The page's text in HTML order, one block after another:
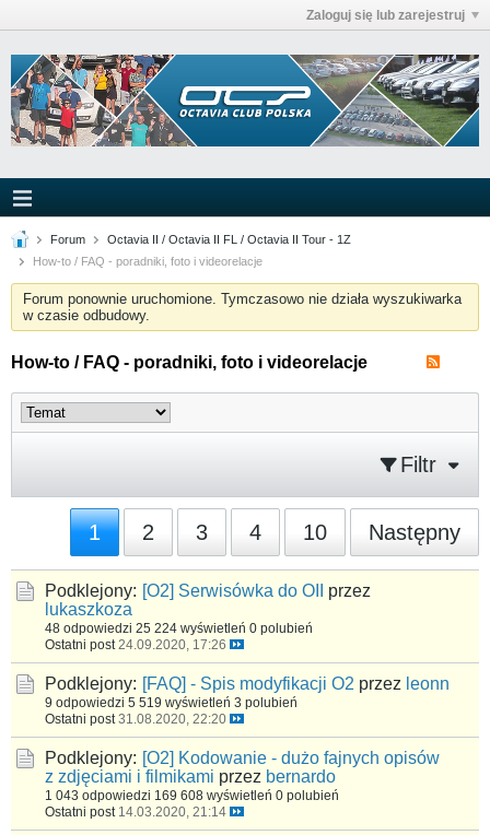
Zaloguj się lub zarejestruj
Forum
Octavia II / Octavia II FL / Octavia II Tour - 1Z
How-to / FAQ - poradniki, foto i videorelacje
Forum ponownie uruchomione. Tymczasowo nie działa wyszukiwarka
w czasie odbudowy.
How-to / FAQ - poradniki, foto i videorelacje
Filtr
1 2 3 4 10 Następny
Podklejony: [O2] Serwisówka do OII
przez
lukaszkoza
48 odpowiedzi 25 224 wyświetleń 0 polubień
Ostatni post 24.09.2020, 17:26
Podklejony: [FAQ] - Spis modyfikacji O2 przez leonn
9 odpowiedzi 5 519 wyświetleń 3 polubień
Ostatni post 31.08.2020, 22:20
Podklejony: [O2] Kodowanie - dużo fajnych opisów
z zdjęciami i filmikami przez bernardo
1 043 odpowiedzi 169 608 wyświetleń 0 polubień
Ostatni post 14.03.2020, 21:14